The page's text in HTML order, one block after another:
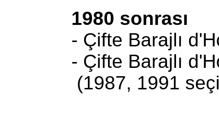
1980 sonrası
- Çifte Barajlı
- Çifte Barajlı
(1987, 1991